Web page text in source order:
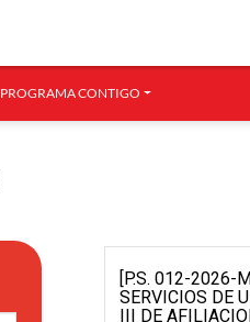
PROGRAMA CONTIGO
[P.S. 012-2026-
SERVICIOS DE
III DE